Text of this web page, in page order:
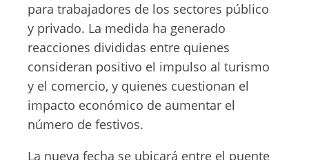
para trabajadores de los sectores público
y privado. La medida ha generado
reacciones divididas entre quienes
consideran positivo el impulso al turismo
y el comercio, y quienes cuestionan el
impacto económico de aumentar el
número de festivos.
La nueva fecha se ubicará entre el puente